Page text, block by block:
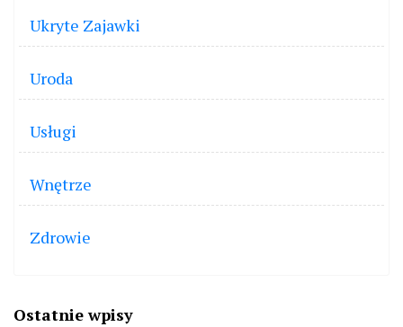
Ukryte Zajawki
Uroda
Usługi
Wnętrze
Zdrowie
Ostatnie wpisy